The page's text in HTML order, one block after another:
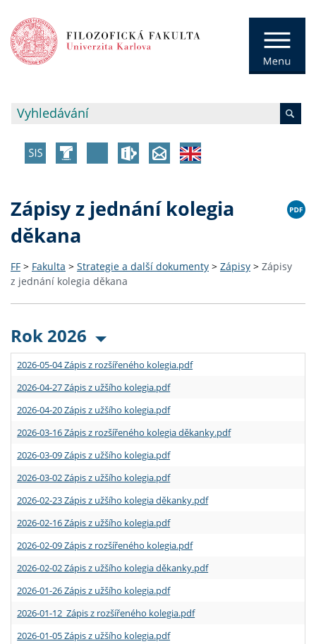
Zápisy z jednání kolegia
děkana
FF > Fakulta > Strategie a další dokumenty > Zápisy > Zápisy
z jednání kolegia děkana
Rok 2026
2026-05-04 Zápis z rozšířeného kolegia.pdf
2026-04-27 Zápis z užšího kolegia.pdf
2026-04-20 Zápis z užšího kolegia.pdf
2026-03-16 Zápis z rozšířeného kolegia děkanky.pdf
2026-03-09 Zápis z užšího kolegia.pdf
2026-03-02 Zápis z užšího kolegia.pdf
2026-02-23 Zápis z užšího kolegia děkanky.pdf
2026-02-16 Zápis z užšího kolegia.pdf
2026-02-09 Zápis z rozšířeného kolegia.pdf
2026-02-02 Zápis z užšího kolegia děkanky.pdf
2026-01-26 Zápis z užšího kolegia.pdf
2026-01-12 Zápis z rozšířeného kolegia.pdf
2026-01-05 Zápis z užšího kolegia.pdf